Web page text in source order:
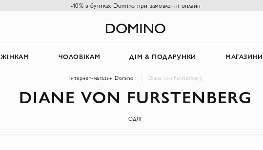
-10% в бутиках Domino при замовленні онлайн
ЖІНКАМ ЧОЛОВІКАМ ДІМ & ПОДАРУНКИ МАГАЗИНИ
Інтернет-магазин Domino Diane von Furstenberg
DIANE VON FURSTENBERG
ОДЯГ